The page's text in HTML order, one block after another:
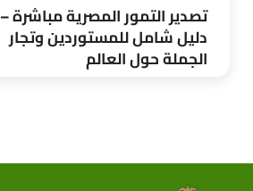
تصدير التمور المصرية مباشرة –
دليل شامل للمستوردين وتجار
الجملة حول العالم